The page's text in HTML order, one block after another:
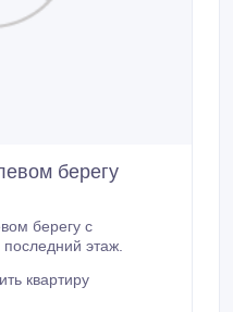
берегу
берегу с
неугловую, не последний этаж.
квартиру